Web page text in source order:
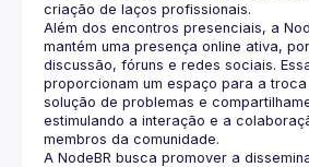
Além dos encontros presenciais, a
mantém uma presença online ativa,
discussão, fóruns e redes sociais.
proporcionam um espaço para a
solução de problemas e
estimulando a interação e a
A NodeBR busca promover a